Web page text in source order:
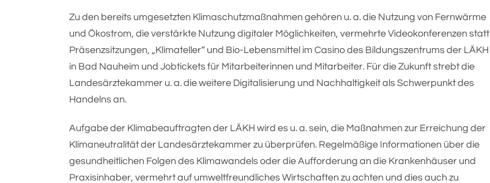
Zu den bereits umgesetzten Klimaschutzmaßnahmen gehören u. a. die Nutzung von Fernwärme
und Ökostrom, die verstärkte Nutzung digitaler Möglichkeiten, vermehrte Videokonferenzen statt
Präsenzsitzungen, „Klimateller“ und Bio-Lebensmittel im Casino des Bildungszentrums der LÄKH
in Bad Nauheim und Jobtickets für Mitarbeiterinnen und Mitarbeiter. Für die Zukunft strebt die
Landesärztekammer u. a. die weitere Digitalisierung und Nachhaltigkeit als Schwerpunkt des
Handelns an.
Aufgabe der Klimabeauftragten der LÄKH wird es u. a. sein, die Maßnahmen zur Erreichung der
Klimaneutralität der Landesärztekammer zu überprüfen. Regelmäßige Informationen über die
gesundheitlichen Folgen des Klimawandels oder die Aufforderung an die Krankenhäuser und
Praxisinhaber, vermehrt auf umweltfreundliches Wirtschaften zu achten und dies auch zu